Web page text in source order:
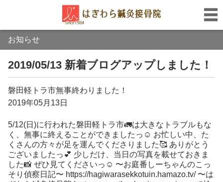
お知らせ
2019/05/13 新着ブログアップしました！
磐田軽トラ市無事終わりました！
2019年05月13日
5/12(日)に行われた磐田軽トラ市🚛は大きなトラブルもな
く、無事に終えることができましたっ☺️ お忙しい中、た
くさんの方々が足を運んでくださりました🥰 ありがとう
ございましたっ💕 少しだけ、当日の写真を載せておきま
した📸 ぜひ見てくださいっ☺️ 〜お庭番しーちゃんのこっ
そり偵察日記〜 https://hagiwarasekkotuin.hamazo.tv/ 〜は